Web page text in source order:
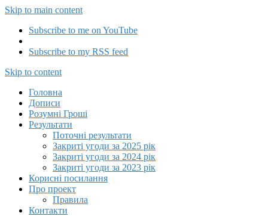
Skip to main content
Subscribe to me on YouTube
Subscribe to my RSS feed
Capitalizator UA
Skip to content
Головна
Дописи
Розумні Гроші
Результати
Поточні результати
Закриті угоди за 2025 рік
Закриті угоди за 2024 рік
Закриті угоди за 2023 рік
Корисні посилання
Про проект
Правила
Контакти